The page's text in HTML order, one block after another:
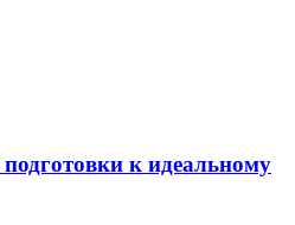
к идеальному